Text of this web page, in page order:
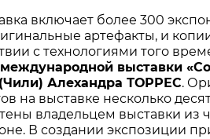
включает более 300
артефакты, и
с технологиями того
выставки
Алехандра ТОРРЕС.
на выставке несколько
владельцем выставки из
В создании экспозиции